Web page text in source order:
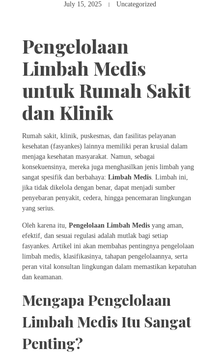
July 15, 2025 Uncategorized
Pengelolaan
Limbah Medis
untuk Rumah Sakit
dan Klinik
Rumah sakit, klinik, puskesmas, dan fasilitas pelayanan
kesehatan (fasyankes) lainnya memiliki peran krusial dalam
menjaga kesehatan masyarakat. Namun, sebagai
konsekuensinya, mereka juga menghasilkan jenis limbah yang
sangat spesifik dan berbahaya: Limbah Medis . Limbah ini,
jika tidak dikelola dengan benar, dapat menjadi sumber
penyebaran penyakit, cedera, hingga pencemaran lingkungan
yang serius.
Oleh karena itu, Pengelolaan Limbah Medis yang aman,
efektif, dan sesuai regulasi adalah mutlak bagi setiap
fasyankes. Artikel ini akan membahas pentingnya pengelolaan
limbah medis, klasifikasinya, tahapan pengelolaannya, serta
peran vital konsultan lingkungan dalam memastikan kepatuhan
dan keamanan.
Mengapa Pengelolaan
Limbah Medis Itu Sangat
Penting?